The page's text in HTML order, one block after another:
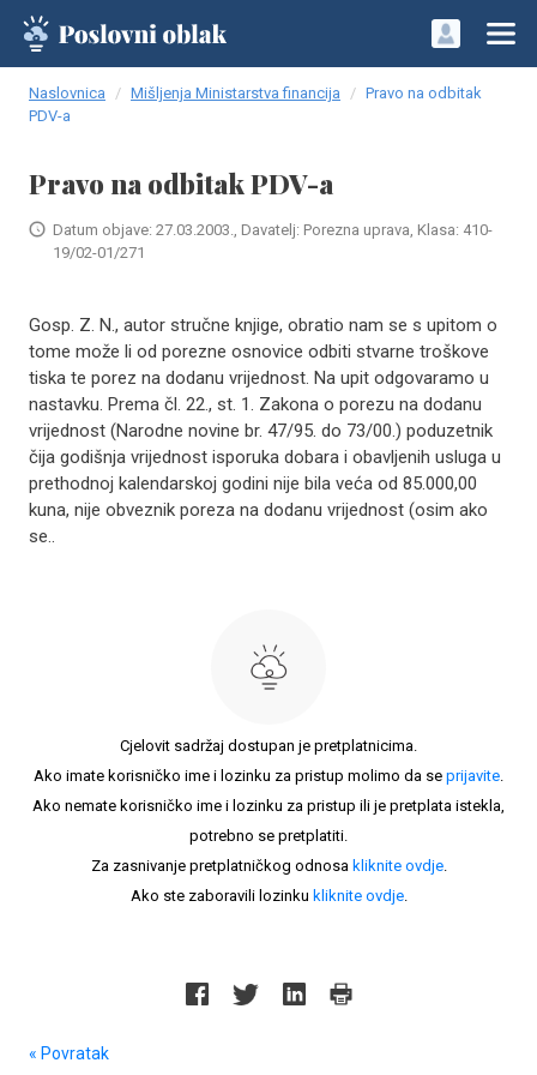
Naslovnica Mišljenja Ministarstva financija
Pravo na odbitak
PDV-a
Pravo na odbitak PDV-a
Datum objave: 27.03.2003., Davatelj: Porezna uprava, Klasa: 410-
19/02-01/271
Gosp. Z. N., autor stručne knjige, obratio nam se s upitom o
tome može li od porezne osnovice odbiti stvarne troškove
tiska te porez na dodanu vrijednost. Na upit odgovaramo u
nastavku. Prema čl. 22., st. 1. Zakona o porezu na dodanu
vrijednost (Narodne novine br. 47/95. do 73/00.) poduzetnik
čija godišnja vrijednost isporuka dobara i obavljenih usluga u
prethodnoj kalendarskoj godini nije bila veća od 85.000,00
kuna, nije obveznik poreza na dodanu vrijednost (osim ako
se..
Cjelovit sadržaj dostupan je pretplatnicima.
Ako imate korisničko ime i lozinku za pristup molimo da se prijavite.
Ako nemate korisničko ime i lozinku za pristup ili je pretplata istekla,
potrebno se pretplatiti.
Za zasnivanje pretplatničkog odnosa kliknite ovdje.
Ako ste zaboravili lozinku kliknite ovdje.
« Povratak